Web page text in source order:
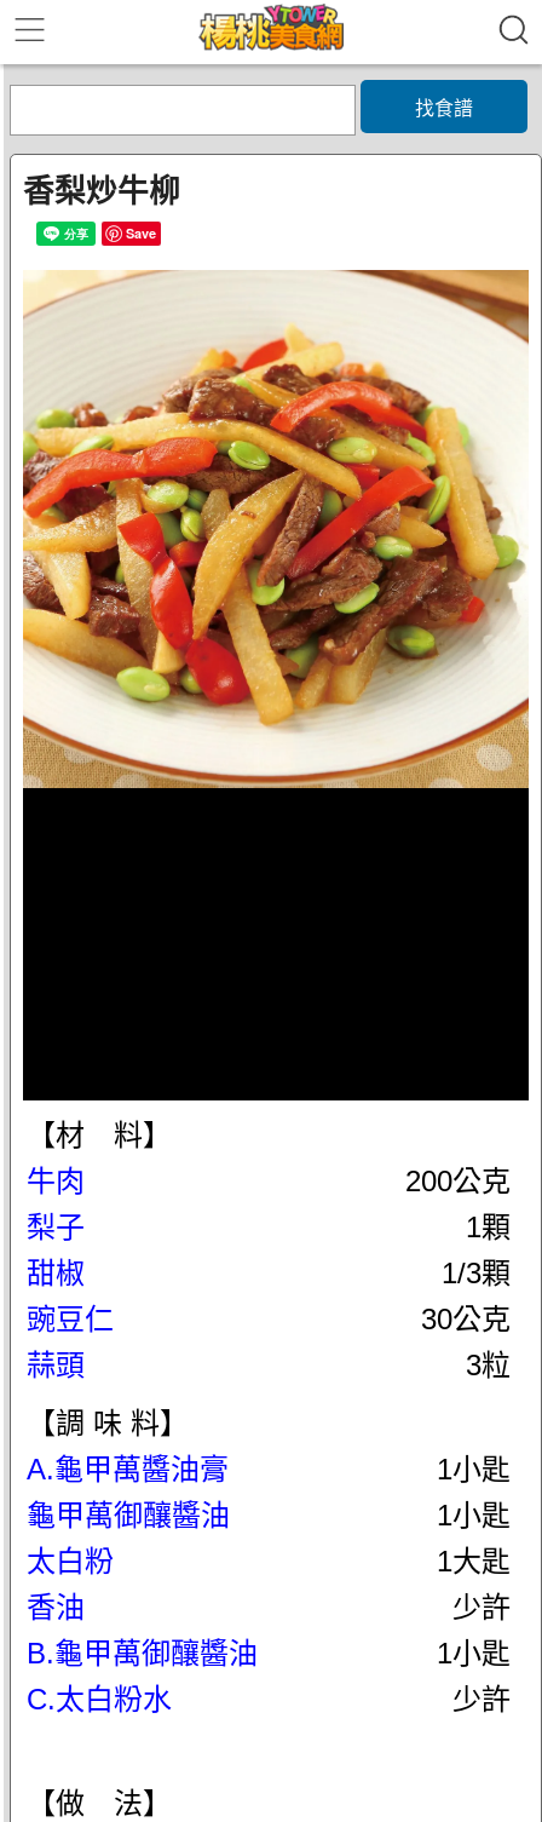
找食譜
香梨炒牛柳
Save
【材 料】
牛肉
200公克
梨子
1顆
甜椒
1/3顆
豌豆仁
30公克
蒜頭
3粒
【調 味 料】
A.龜甲萬醬油膏
1小匙
龜甲萬御釀醬油
1小匙
太白粉
1大匙
香油
少許
B.龜甲萬御釀醬油
1小匙
C.太白粉水
少許
【做 法】